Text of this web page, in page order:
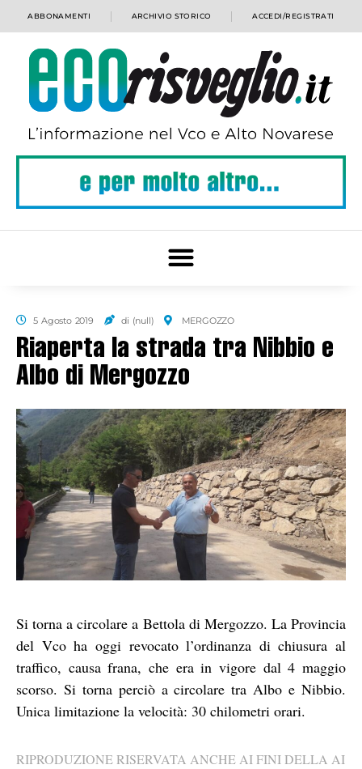
ABBONAMENTI ARCHIVIO STORICO ACCEDI/REGISTRATI
5 Agosto 2019 di (null) MERGOZZO
Riaperta la strada tra Nibbio e
Albo di Mergozzo
Si torna a circolare a Bettola di Mergozzo. La Provincia
del Vco ha oggi revocato l’ordinanza di chiusura al
traffico, causa frana, che era in vigore dal 4 maggio
scorso. Si torna perciò a circolare tra Albo e Nibbio.
Unica limitazione la velocità: 30 chilometri orari.
RIPRODUZIONE RISERVATA ANCHE AI FINI DELLA AI